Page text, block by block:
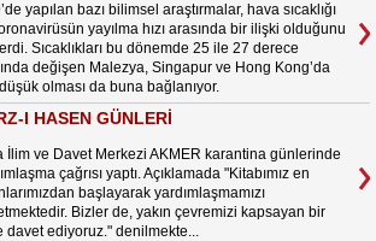
yapılan bazı bilimsel araştırmalar, hava sıcaklığı
yayılma hızı arasında bir ilişki olduğunu
Sıcaklıkları bu dönemde 25 ile 27 derece
değişen Malezya, Singapur ve Hong Kong’da
olması da buna bağlanıyor.
I HASEN GÜNLERİ
İlim ve Davet Merkezi AKMER karantina günlerinde
çağrısı yaptı. Açıklamada "Kitabımız en
başlayarak yardımlaşmamızı
Bizler de, yakın çevremizi kapsayan bir
davet ediyoruz." denilmekte...